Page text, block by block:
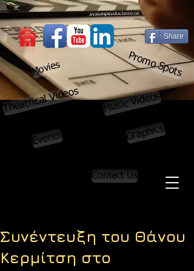
Movies
Share
Promo Spots
Contact Us
Theatrical Videos Music Videos
Events Graphics
Συνέντευξη του Θάνου
Κερμίτση στο